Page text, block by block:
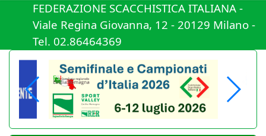
FEDERAZIONE SCACCHISTICA ITALIANA -
Viale Regina Giovanna, 12 - 20129 Milano -
Tel. 02.86464369